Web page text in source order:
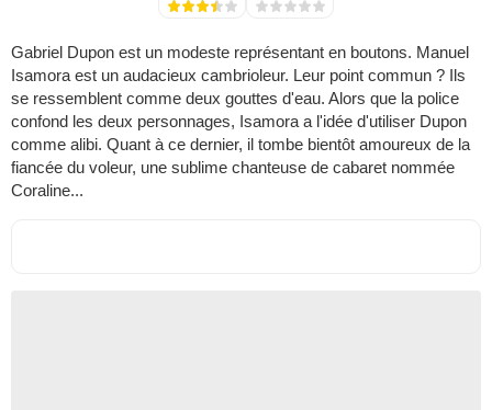
Gabriel Dupon est un modeste représentant en boutons. Manuel
Isamora est un audacieux cambrioleur. Leur point commun ? Ils
se ressemblent comme deux gouttes d'eau. Alors que la police
confond les deux personnages, Isamora a l'idée d'utiliser Dupon
comme alibi. Quant à ce dernier, il tombe bientôt amoureux de la
fiancée du voleur, une sublime chanteuse de cabaret nommée
Coraline...